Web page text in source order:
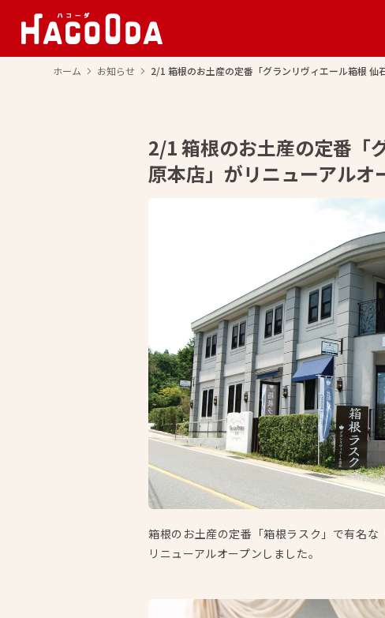
ホーム
arrow_forward_ios お知らせ arrow_forward_ios 2/1 箱根のお土産の定番「グランリヴィエール箱根 仙
2/1 箱根のお土産の定番「
原本店」がリニューアルオ
箱根のお土産の定番「箱根ラスク」で有名
リニューアルオープンしました。